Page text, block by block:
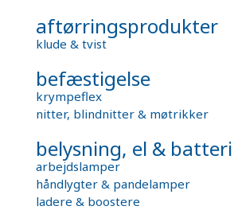
aftørringsprodukter
klude & tvist
befæstigelse
krympeflex
nitter, blindnitter & møtrikker
belysning, el & batteri
arbejdslamper
håndlygter & pandelamper
ladere & boostere